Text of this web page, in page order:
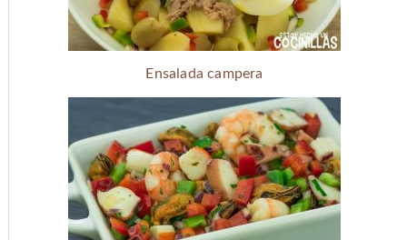
Ensalada campera